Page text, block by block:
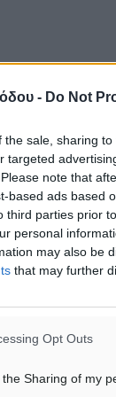
- Do Not
the sale, sharing
targeted
note that
based ads based
third parties prior
personal
may also be
that may further
Opt Outs
Sharing of my
ευρώ στις 13